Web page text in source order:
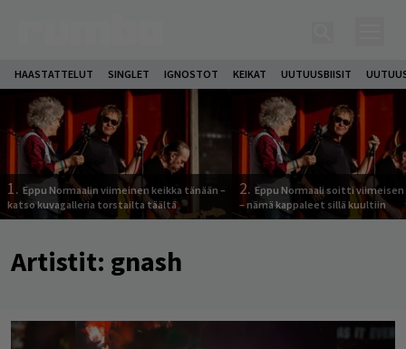
HAASTATTELUT SINGLET IGNOSTOT KEIKAT UUTUUSBIISIT
1. Eppu Normaalin viimeinen keikka tänään –
katso kuvagalleria torstailta täältä
2. Eppu Normaali soitti viimeisen
– nämä kappaleet sillä kuultiin
Artistit: gnash